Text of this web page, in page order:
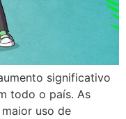
significativo
todo o país. As
uso de